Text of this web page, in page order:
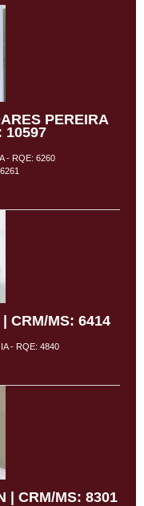
PEREIRA
10597
- RQE: 6260
CRM/MS: 6414
- RQE: 4840
| CRM/MS: 8301